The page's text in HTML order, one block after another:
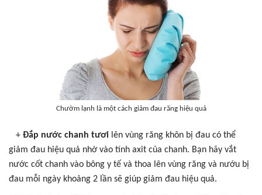
Chườm lạnh là một cách giảm đau răng hiệu quả
+ Đắp nước chanh tươi lên vùng răng khôn bị đau có thể
giảm đau hiệu quả nhờ vào tính axit của chanh. Bạn hãy vắt
nước cốt chanh vào bông y tế và thoa lên vùng răng và nướu bị
đau mỗi ngày khoảng 2 lần sẽ giúp giảm đau hiệu quả.